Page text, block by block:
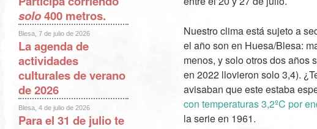
Nuestro clima está sujeto a
el año son en Huesa/Blesa:
menos, y solo otros dos años
en 2022 llovieron solo 3,4).
avisaban que este estaba
con temperaturas 3,2ºC por
la serie en 1961.
solo400 metros.
Blesa, 7 de julio de 2026
La agenda de
actividades
culturales de verano
de 2026
Blesa, 4 de julio de 2026
Para el 31 de julio te